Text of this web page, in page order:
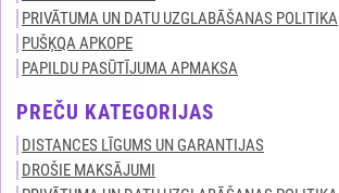
PRIVĀTUMA UN DATU UZGLABĀŠANAS POLITIKA
PUŠĶQA APKOPE
PAPILDU PASŪTĪJUMA APMAKSA
PREČU KATEGORIJAS
DISTANCES LĪGUMS UN GARANTIJAS
DROŠIE MAKSĀJUMI